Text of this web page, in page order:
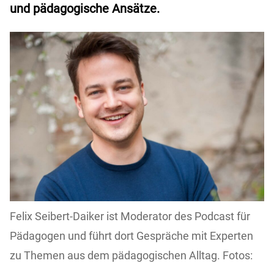
und pädagogische Ansätze.
Felix Seibert-Daiker ist Moderator des Podcast für
Pädagogen und führt dort Gespräche mit Experten
zu Themen aus dem pädagogischen Alltag. Fotos: